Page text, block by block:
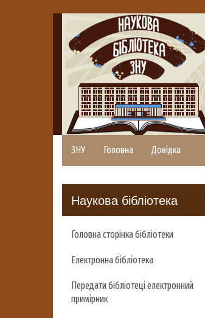
ЗНУ Головна Довідка
Наукова бібліотека
Головна сторінка бібліотеки
Електронна бібліотека
Передати бібліотеці електронний
примірник